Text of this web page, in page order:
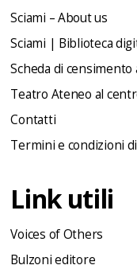
Sciami – About us
Sciami | Biblioteca
Scheda di censimento
Teatro Ateneo al
Contatti
Termini e condizioni
Link utili
Voices of Others
Bulzoni editore